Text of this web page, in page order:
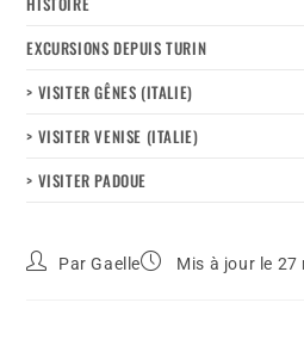
EXCURSIONS DEPUIS TURIN
> VISITER GÊNES (ITALIE)
> VISITER VENISE (ITALIE)
> VISITER PADOUE
ParGaelle Mis à jour le 27